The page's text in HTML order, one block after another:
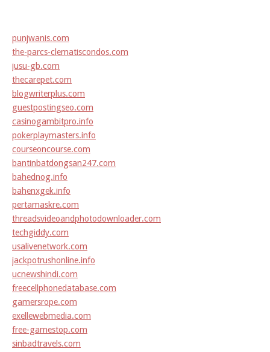
punjwanis.com
the-parcs-clematiscondos.com
jusu-gb.com
thecarepet.com
blogwriterplus.com
guestpostingseo.com
casinogambitpro.info
pokerplaymasters.info
courseoncourse.com
bantinbatdongsan247.com
bahednog.info
bahenxgek.info
pertamaskre.com
threadsvideoandphotodownloader.com
techgiddy.com
usalivenetwork.com
jackpotrushonline.info
ucnewshindi.com
freecellphonedatabase.com
gamersrope.com
exellewebmedia.com
free-gamestop.com
sinbadtravels.com